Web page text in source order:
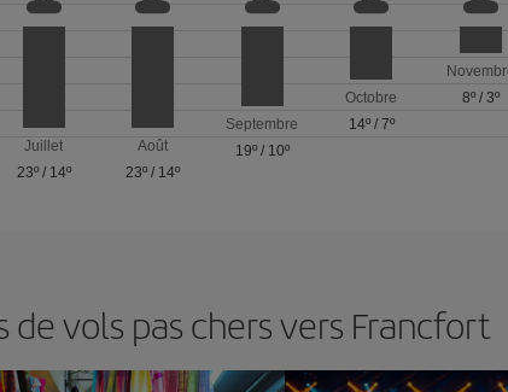
Juillet
23º/ 14º
Août
23º / 14º
Septembre
19º/ 10º
Octobre
14º/ 7º
8º/ 3º
vols pas chers vers Francfort